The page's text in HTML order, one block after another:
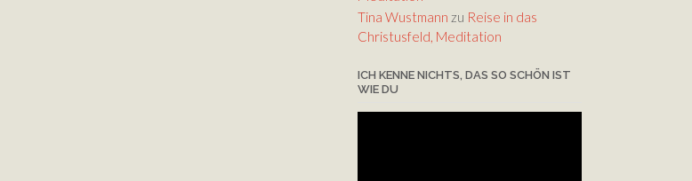
Tina Wustmann zu Reise in das
Christusfeld, Meditation
ICH KENNE NICHTS, DAS SO SCHÖN IST
WIE DU